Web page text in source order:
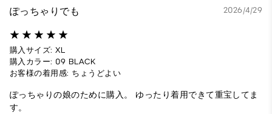
ぽっちゃりでも 2026/4/29
購入サイズ: XL
購入カラー: 09 BLACK
お客様の着用感: ちょうどよい
ぽっちゃりの娘のために購入。 ゆったり着用できて重宝してま
す。